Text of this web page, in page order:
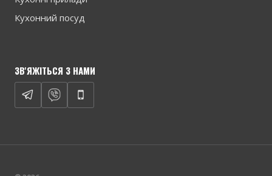
Кухонний посуд
ЗВ'ЯЖІТЬСЯ З НАМИ